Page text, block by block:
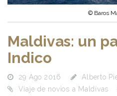
© Baros
Maldivas: un
Indico
29 Ago 2016
Alberto
Viaje de novios a Maldivas